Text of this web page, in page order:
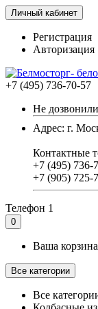
Личный кабинет
Регистрация
Авторизация
+7 (495) 736-70-57
Не
Адрес: г.
Контактные
+7 (495) 736-
+7 (905) 725-
Телефон 1
0
Ваша
Все категории
Все